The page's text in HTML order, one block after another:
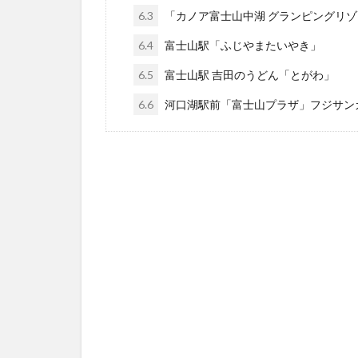
6.3 「カノア富士山中湖 グランピングリゾ
6.4 富士山駅「ふじやまたいやき」
6.5 富士山駅 吉田のうどん「とがわ」
6.6 河口湖駅前「富士山プラザ」フジサン